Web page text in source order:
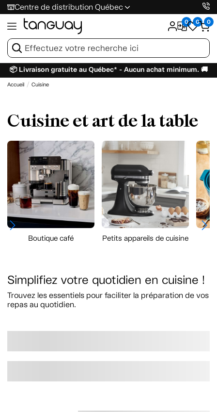
Centre de distribution Québec
0 0 0
📦 Livraison gratuite au Québec* - Aucun achat minimum. 🚚
Accueil Cuisine
Cuisine et art de la table
Boutique café Petits appareils de cuisine
Simplifiez votre quotidien en cuisine !
Trouvez les essentiels pour faciliter la préparation de vos
repas au quotidien.